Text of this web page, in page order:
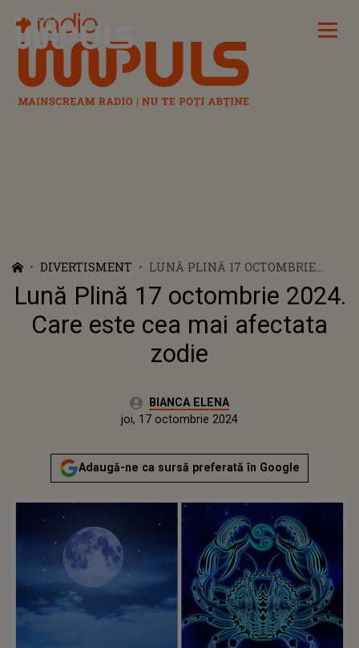
Radio Impuls
DIVERTISMENT
LUNĂ PLINĂ 17 OCTOMBRIE
2024. CARE ESTE CEA MAI
AFECTATA ZODIE
Lună Plină 17 octombrie 2024.
Care este cea mai afectata
zodie
Autor:BIANCA ELENA
joi, 17 octombrie 2024Actualizat:
joi, 17 octombrie 2024
Adaugă-ne ca sursă preferată în Google